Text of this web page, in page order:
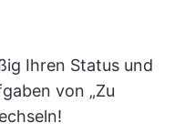
Ihren Status und
von „Zu